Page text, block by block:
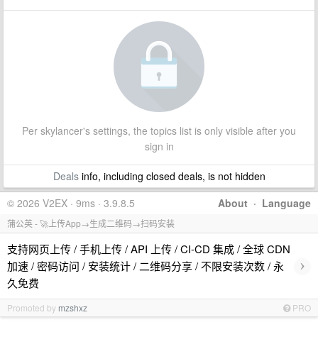
Per skylancer's settings, the topics list is only visible after you
sign in
Dealsinfo, including closed deals, is not hidden
About · Language
© 2026 V2EX · 9ms · 3.9.8.5
蒲公英 - 🚀上传App→生成二维码→扫码安装
支持网页上传 / 手机上传 / API 上传 / CI-CD 集成 / 全球 CDN
加速 / 密码访问 / 安装统计 / 二维码分享 / 不限安装次数 / 永
久免费
›
Promoted by mzshxz PRO